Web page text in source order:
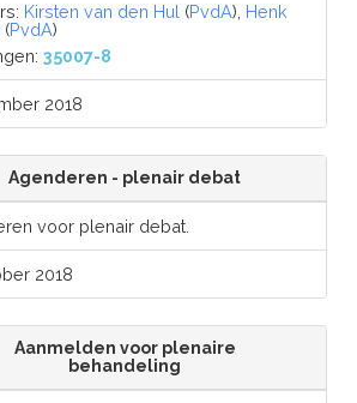
Kirsten van den Hul (PvdA), Henk
(PvdA)
35007-8
2018
Agenderen - plenair debat
voor plenair debat.
2018
Aanmelden voor plenaire
behandeling